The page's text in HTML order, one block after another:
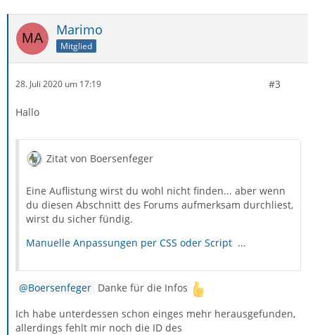
Marimo
Mitglied
28. Juli 2020 um 17:19 #3
Hallo
Zitat von Boersenfeger
Eine Auflistung wirst du wohl nicht finden... aber wenn
du diesen Abschnitt des Forums aufmerksam durchliest,
wirst du sicher fündig.
Manuelle Anpassungen per CSS oder Script ...
Boersenfeger Danke für die Infos
Ich habe unterdessen schon einges mehr herausgefunden,
allerdings fehlt mir noch die ID des